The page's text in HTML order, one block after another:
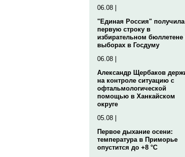
06.08 |
"Единая Россия" получила
первую строку в
избирательном бюллетене
выборах в Госдуму
06.08 |
Александр Щербаков
на контроле ситуацию с
офтальмологической
помощью в Ханкайском
округе
05.08 |
Первое дыхание осени:
температура в Приморье
опустится до +8 °C